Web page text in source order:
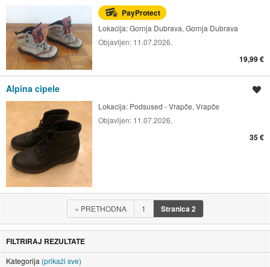
PayProtect
Lokacija:Gornja Dubrava, Gornja Dubrava
Objavljen: 11.07.2026.
19,99 €
Alpina cipele
Lokacija: Podsused - Vrapče, Vrapče
Objavljen: 11.07.2026.
35 €
« PRETHODNA 1 Stranica2
FILTRIRAJ REZULTATE
Kategorija (prikaži sve)